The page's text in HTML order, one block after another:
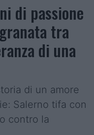
di passione
tra
di una
di un amore
Salerno tifa con
contro la